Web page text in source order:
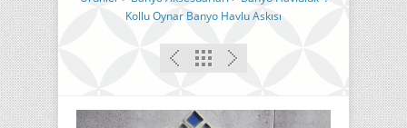
Kollu Oynar Banyo Havlu Askısı